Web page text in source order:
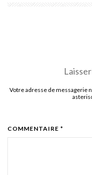
Votre adresse de messagerie
COMMENTAIRE *